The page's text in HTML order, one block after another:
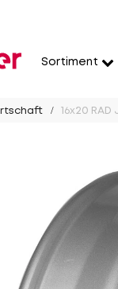
Sortiment
16x20 RAD